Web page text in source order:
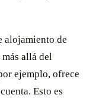
alojamiento de
allá del
ejemplo, ofrece
Esto es